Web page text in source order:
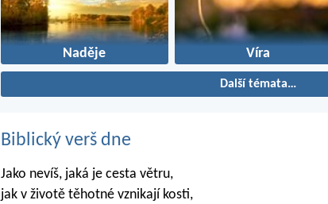
Naděje Víra
Další témata…
Biblický verš dne
Jako nevíš, jaká je cesta větru,
jak v životě těhotné vznikají kosti,